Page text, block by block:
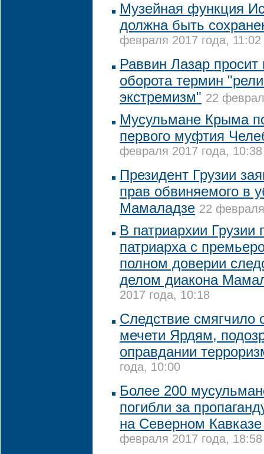
Музейная функция
должна быть
февраля 2017 года, 11:02
Раввин Лазар просит
оборота термин
экстремизм" 22
Мусульмане Крыма
первого муфтия
февраля 2017 года, 10:38
Президент Грузии
прав обвиняемого в
Мамаладзе 22
В патриархии Грузии
патриарха с
полном доверии
делом диакона
2017 года, 10:18
Следствие смягчило
мечети Ярдям,
оправдании
года, 10:00
Более 200
погибли за
на Северном
февраля 2017 года, 18:58